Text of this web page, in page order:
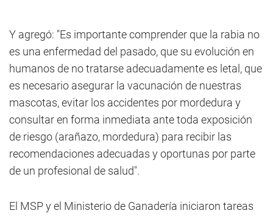
Y agregó: "Es importante comprender que la rabia no
es una enfermedad del pasado, que su evolución en
humanos de no tratarse adecuadamente es letal, que
es necesario asegurar la vacunación de nuestras
mascotas, evitar los accidentes por mordedura y
consultar en forma inmediata ante toda exposición
de riesgo (arañazo, mordedura) para recibir las
recomendaciones adecuadas y oportunas por parte
de un profesional de salud".
El MSP y el Ministerio de Ganadería iniciaron tareas